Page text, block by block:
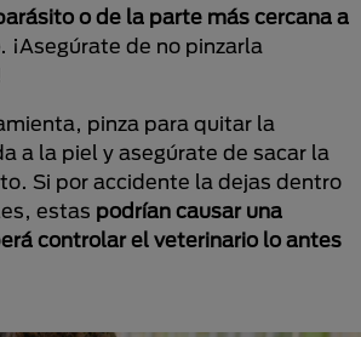
o de la parte más cercana a
. ¡Asegúrate de no pinzarla
pinza para quitar la
a la piel y asegúrate de sacar la
Si por accidente la dejas dentro
estas podrían causar una
controlar el veterinario lo antes